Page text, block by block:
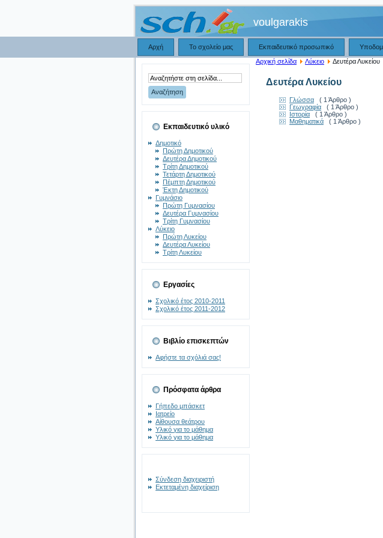
voulgarakis
Αρχή Το σχολείο μας Εκπαιδευτικό προσωπικό
Εκπαιδευτικό υλικό
Δημοτικό
Πρώτη Δημοτικού
Δευτέρα Δημοτικού
Τρίτη Δημοτικού
Τετάρτη Δημοτικού
Πέμπτη Δημοτικού
Έκτη Δημοτικού
Γυμνάσιο
Πρώτη Γυμνασίου
Δευτέρα Γυμνασίου
Τρίτη Γυμνασίου
Λύκειο
Πρώτη Λυκείου
Δευτέρα Λυκείου
Τρίτη Λυκείου
Εργασίες
Σχολικό έτος 2010-2011
Σχολικό έτος 2011-2012
Βιβλίο επισκεπτών
Αφήστε τα σχόλιά σας!
Πρόσφατα άρθρα
Γήπεδο μπάσκετ
Ιατρείο
Αίθουσα θεάτρου
Υλικό για το μάθημα
Υλικό για το μάθημα
Σύνδεση διαχειριστή
Εκτεταμένη διαχείριση
Αρχική σελίδα Λύκειο Δευτέρα Λυκείου
Δευτέρα Λυκείου
Γλώσσα
( 1 Άρθρο )
Γεωγραφία
( 1 Άρθρο )
Ιστορία
( 1 Άρθρο )
Μαθηματικά
( 1 Άρθρο )